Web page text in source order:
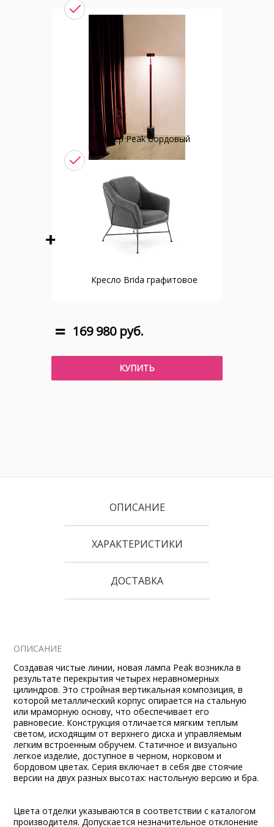
Торшер Peak бордовый
Кресло Brida графитовое
169 980 руб.
КУПИТЬ
ОПИСАНИЕ
ХАРАКТЕРИСТИКИ
ДОСТАВКА
ОПИСАНИЕ
Создавая чистые линии, новая лампа Peak возникла в
результате перекрытия четырех неравномерных
цилиндров. Это стройная вертикальная композиция, в
которой металлический корпус опирается на стальную
или мраморную основу, что обеспечивает его
равновесие. Конструкция отличается мягким теплым
светом, исходящим от верхнего диска и управляемым
легким встроенным обручем. Статичное и визуально
легкое изделие, доступное в черном, норковом и
бордовом цветах. Серия включает в себя две стоячие
версии на двух разных высотах: настольную версию и бра.
Цвета отделки указываются в соответствии с каталогом
производителя. Допускается незначительное отклонение